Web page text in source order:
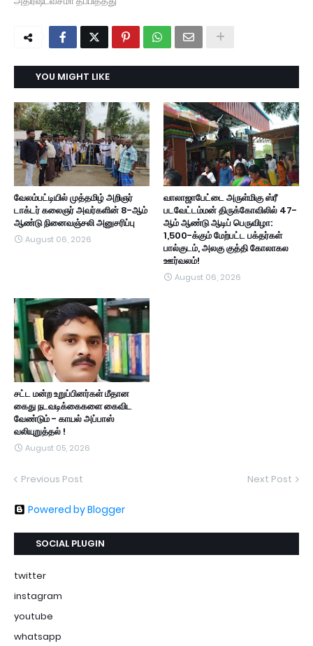
YOU MIGHT LIKE
வேலம்பட்டியில் முத்தமிழ் அறிஞர்
டாக்டர் கலைஞர் அவர்களின் 8-ஆம்
ஆண்டு நினைவஞ்சலி அனுசரிப்பு
August 06, 2026
வாலாஜாபேட்டை அருள்மிகு ஸ்ரீ
படவேட்டம்மன் திருக்கோவிலில் 47-
ஆம் ஆண்டு ஆடிப் பெருவிழா:
1,500-க்கும் மேற்பட்ட பக்தர்கள்
பால்குடம், அலகு குத்தி கோலாகல
ஊர்வலம்!
August 06, 2026
சட்ட மன்ற உறுப்பினர்கள் மீதான
கைது நடவடிக்கைகளை கைவிட
வேண்டும் - காயல் அப்பாஸ்
வலியுறுத்தல் !
August 05, 2026
Previous Post Next Post
Powered by Blogger
SOCIAL PLUGIN
twitter
instagram
youtube
whatsapp